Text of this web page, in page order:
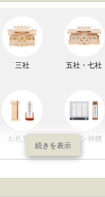
七色LED灯 和紙・絹製
贈るセット 盆提灯単品
三社 五社・七社
お札立て モダン神棚